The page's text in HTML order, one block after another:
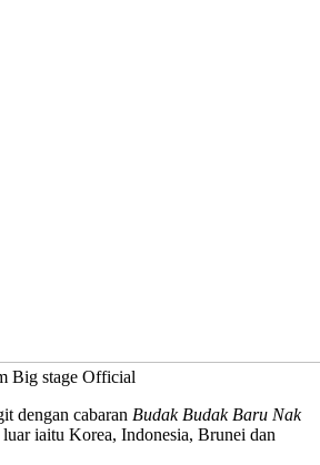
Big stage Official
dengan cabaran Budak Budak Baru Nak
luar iaitu Korea, Indonesia, Brunei dan